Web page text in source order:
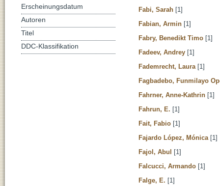
Fabi, Sarah [1]
Fabian, Armin [1]
Fabry, Benedikt Timo [1]
Fadeev, Andrey [1]
Fademrecht, Laura [1]
Fagbadebo, Funmilayo
Fahrner, Anne-Kathrin [1]
Fahrun, E. [1]
Fait, Fabio [1]
Fajardo López, Mónica [1]
Fajol, Abul [1]
Falcucci, Armando [1]
Falge, E. [1]
Erscheinungsdatum
Autoren
Titel
DDC-Klassifikation